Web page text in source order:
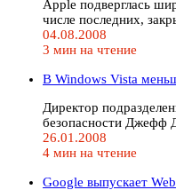
Apple подверглась
числе последних,
04.08.2008
3 мин на чтение
В Windows Vista
Директор
безопасности Джефф
26.01.2008
4 мин на чтение
Google выпускает